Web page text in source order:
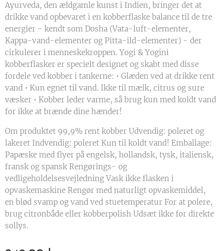
Ayurveda, den ældgamle kunst i Indien, bringer det at
drikke vand opbevaret i en kobberflaske balance til de tre
energier - kendt som Dosha (Vata-luft-elementer,
Kappa-vand-elementer og Pitta-ild-elementer) - der
cirkulerer i menneskekroppen. Yogi & Yogini
kobberflasker er specielt designet og skabt med disse
fordele ved kobber i tankerne: • Glæden ved at drikke rent
vand • Kun egnet til vand. Ikke til mælk, citrus og sure
væsker • Kobber leder varme, så brug kun med koldt vand
for ikke at brænde dine hænder!
Om produktet 99,9% rent kobber Udvendig: poleret og
lakeret Indvendig: poleret Kun til koldt vand! Emballage:
Papæske med flyer på engelsk, hollandsk, tysk, italiensk,
fransk og spansk Rengørings- og
vedligeholdelsesvejledning Vask ikke flasken i
opvaskemaskine Rengør med naturligt opvaskemiddel,
en blød svamp og vand ved stuetemperatur For at polere,
brug citronbåde eller kobberpolish Udsæt ikke for direkte
sollys.